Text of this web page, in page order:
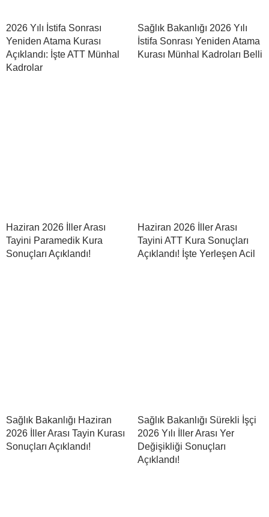
2026 Yılı İstifa Sonrası
Yeniden Atama Kurası
Açıklandı: İşte ATT Münhal
Kadrolar
Sağlık Bakanlığı 2026 Yılı
İstifa Sonrası Yeniden Atama
Kurası Münhal Kadroları Belli
Haziran 2026 İller Arası
Tayini Paramedik Kura
Sonuçları Açıklandı!
Haziran 2026 İller Arası
Tayini ATT Kura Sonuçları
Açıklandı! İşte Yerleşen Acil
Sağlık Bakanlığı Haziran
2026 İller Arası Tayin Kurası
Sonuçları Açıklandı!
Sağlık Bakanlığı Sürekli İşçi
2026 Yılı İller Arası Yer
Değişikliği Sonuçları
Açıklandı!